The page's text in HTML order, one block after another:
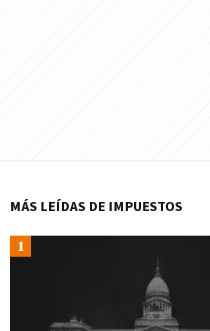
MÁS LEÍDAS DE IMPUESTOS